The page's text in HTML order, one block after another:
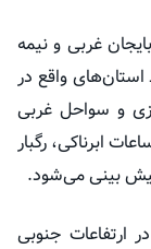
غربی و نیمه
واقع در
و سواحل غربی
ابرناکی، رگبار
بینی می‌شود.
ارتفاعات جنوبی